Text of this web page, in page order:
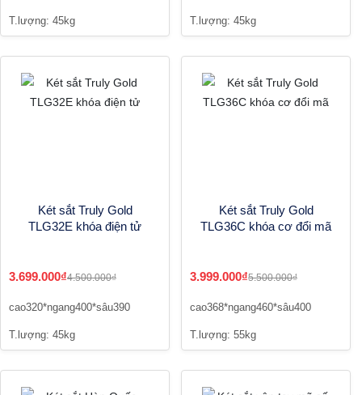
T.lượng: 45kg T.lượng: 45kg
Két sắt Truly Gold
TLG32E khóa điện tử
3.699.000₫4.500.000₫
cao320*ngang400*sâu390
T.lượng: 45kg
Két sắt Truly Gold
TLG36C khóa cơ đổi mã
3.999.000₫5.500.000₫
cao368*ngang460*sâu400
T.lượng: 55kg